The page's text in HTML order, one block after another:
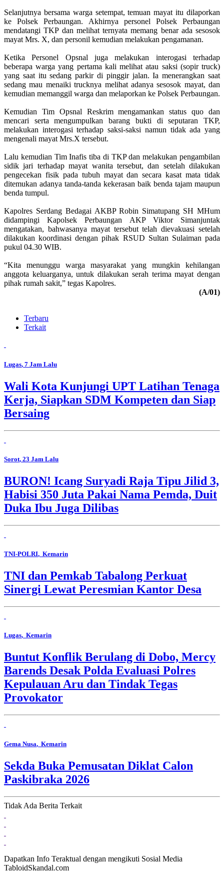
Selanjutnya bersama warga setempat, temuan mayat itu dilaporkan
ke Polsek Perbaungan. Akhirnya personel Polsek Perbaungan
mendatangi TKP dan melihat ternyata memang benar ada sesosok
mayat Mrs. X, dan personil kemudian melakukan pengamanan.
Ketika Personel Opsnal juga melakukan interogasi terhadap
beberapa warga yang pertama kali melihat atau saksi (sopir truck)
yang saat itu sedang parkir di pinggir jalan. Ia menerangkan saat
sedang mau menaiki trucknya melihat adanya sesosok mayat, dan
kemudian memanggil warga dan melaporkan ke Polsek Perbaungan.
Kemudian Tim Opsnal Reskrim mengamankan status quo dan
mencari serta mengumpulkan barang bukti di seputaran TKP,
melakukan interogasi terhadap saksi-saksi namun tidak ada yang
mengenali mayat Mrs.X tersebut.
Lalu kemudian Tim Inafis tiba di TKP dan melakukan pengambilan
sidik jari terhadap mayat wanita tersebut, dan setelah dilakukan
pengecekan fisik pada tubuh mayat dan secara kasat mata tidak
ditemukan adanya tanda-tanda kekerasan baik benda tajam maupun
benda tumpul.
Kapolres Serdang Bedagai AKBP Robin Simatupang SH MHum
didampingi Kapolsek Perbaungan AKP Viktor Simanjuntak
mengatakan, bahwasanya mayat tersebut telah dievakuasi setelah
dilakukan koordinasi dengan pihak RSUD Sultan Sulaiman pada
pukul 04.30 WIB.
“Kita menunggu warga masyarakat yang mungkin kehilangan
anggota keluarganya, untuk dilakukan serah terima mayat dengan
pihak rumah sakit,” tegas Kapolres.
(A/01)
Terbaru
Terkait
Lugas, 7 Jam Lalu
Wali Kota Kunjungi UPT Latihan Tenaga
Kerja, Siapkan SDM Kompeten dan Siap
Bersaing
Sorot, 23 Jam Lalu
BURON! Icang Suryadi Raja Tipu Jilid 3,
Habisi 350 Juta Pakai Nama Pemda, Duit
Duka Ibu Juga Dilibas
TNI-POLRI, Kemarin
TNI dan Pemkab Tabalong Perkuat
Sinergi Lewat Peresmian Kantor Desa
Lugas, Kemarin
Buntut Konflik Berulang di Dobo, Mercy
Barends Desak Polda Evaluasi Polres
Kepulauan Aru dan Tindak Tegas
Provokator
Gema Nusa, Kemarin
Sekda Buka Pemusatan Diklat Calon
Paskibraka 2026
Tidak Ada Berita Terkait
Dapatkan Info Teraktual dengan mengikuti Sosial Media
TabloidSkandal.com